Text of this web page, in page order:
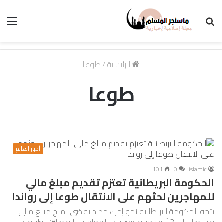
الرئيسية/طوعا
طوعا
أخبار العالم
islamic
0
101
الحكومة البريطانية تعتزم تقديم مبلغ مالي
للمهاجرين لحثهم على الانتقال طوعا إلى رواندا
تتجه الحكومة البريطانية نحو إجراء جديد يقضي بمنح مبلغ مالي